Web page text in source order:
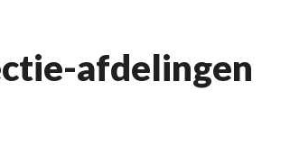
afdelingen